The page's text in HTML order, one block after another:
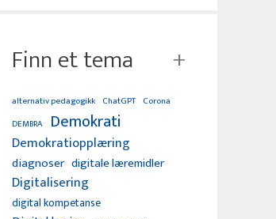
Finn et tema
alternativ pedagogikk ChatGPT Corona
DEMBRA Demokrati
Demokratiopplæring
diagnoser digitale læremidler
Digitalisering
digital kompetanse